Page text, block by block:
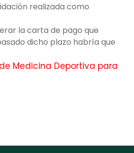
realizada como
la carta de pago que
dicho plazo habría que
Medicina Deportiva para